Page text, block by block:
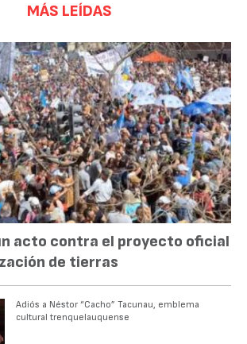
MÁS LEÍDAS
acto contra el proyecto oficial
de tierras
Adiós a Néstor “Cacho” Tacunau, emblema
cultural trenquelauquense